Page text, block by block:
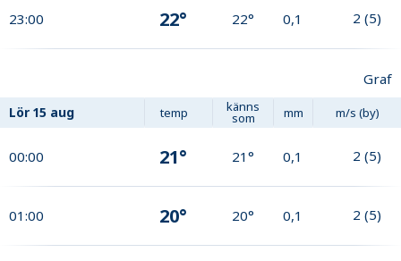
23:00 22° 22° 0,1 2 (5)
Graf
Lör 15 aug temp känns
som mm m/s (by)
00:00 21° 21° 0,1 2 (5)
01:00 20° 20° 0,1 2 (5)